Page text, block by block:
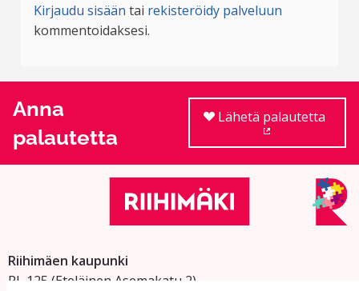
Kirjaudu sisään tai rekisteröidy palveluun
kommentoidaksesi.
Anna
palautetta
Lähetä palautetta
Riihimäen kaupunki
PL 125 (Eteläinen Asemakatu 2)